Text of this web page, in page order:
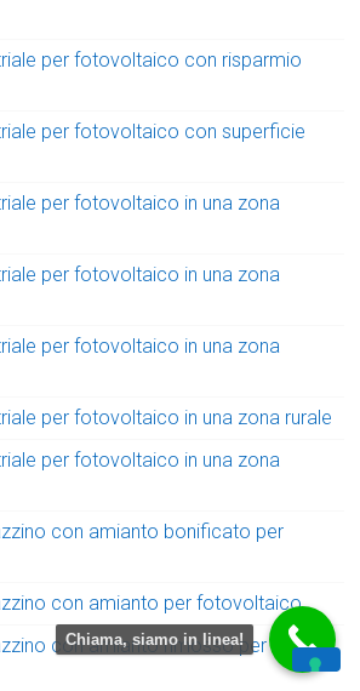
per fotovoltaico con risparmio
per fotovoltaico con superficie
per fotovoltaico in una zona
per fotovoltaico in una zona
per fotovoltaico in una zona
per fotovoltaico in una zona rurale
per fotovoltaico in una zona
con amianto bonificato per
con amianto per fotovoltaico
con amianto rimosso per
Chiama, siamo in linea!